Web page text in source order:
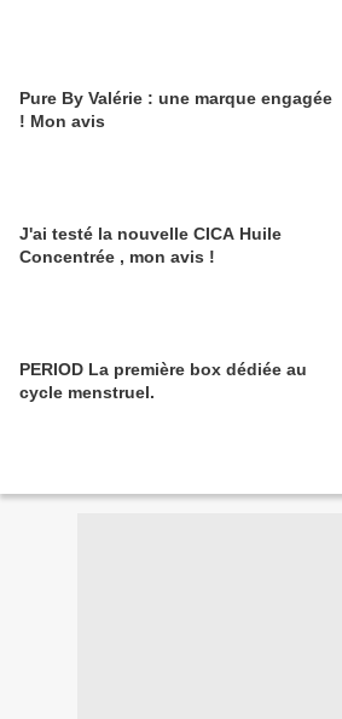
Pure By Valérie : une marque engagée
! Mon avis
J'ai testé la nouvelle CICA Huile
Concentrée , mon avis !
PERIOD La première box dédiée au
cycle menstruel.